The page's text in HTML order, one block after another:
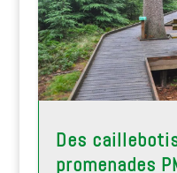
Des
promenades